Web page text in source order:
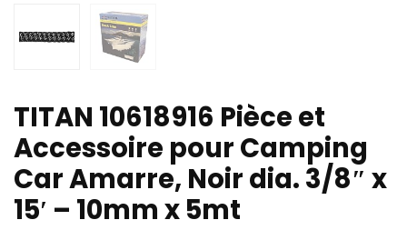
TITAN 10618916 Pièce et
Accessoire pour Camping
Car Amarre, Noir dia. 3/8″ x
15′ – 10mm x 5mt